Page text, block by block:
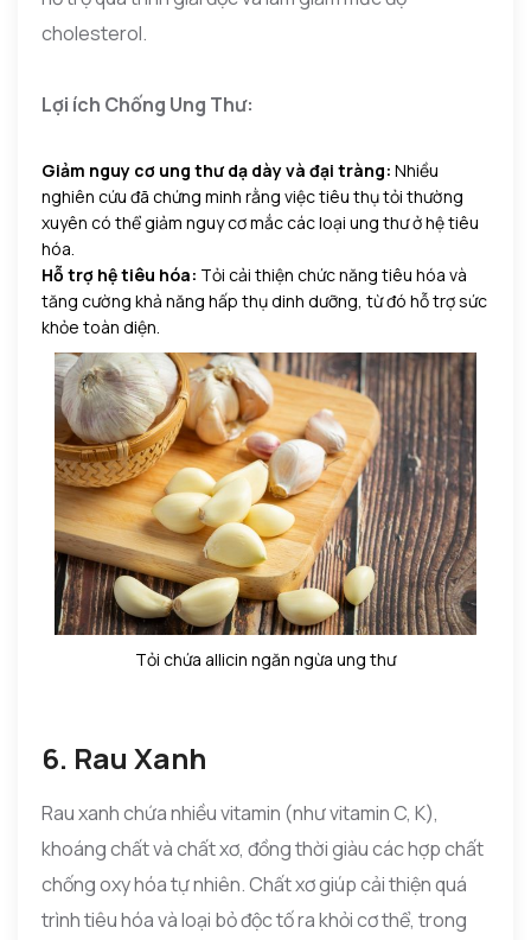
cholesterol.
Lợi ích Chống Ung Thư:
Giảm nguy cơ ung thư dạ dày và đại tràng: Nhiều
nghiên cứu đã chứng minh rằng việc tiêu thụ tỏi thường
xuyên có thể giảm nguy cơ mắc các loại ung thư ở hệ tiêu
hóa.
Hỗ trợ hệ tiêu hóa: Tỏi cải thiện chức năng tiêu hóa và
tăng cường khả năng hấp thụ dinh dưỡng, từ đó hỗ trợ sức
khỏe toàn diện.
Tỏi chứa allicin ngăn ngừa ung thư
6. Rau Xanh
Rau xanh chứa nhiều vitamin (như vitamin C, K),
khoáng chất và chất xơ, đồng thời giàu các hợp chất
chống oxy hóa tự nhiên. Chất xơ giúp cải thiện quá
trình tiêu hóa và loại bỏ độc tố ra khỏi cơ thể, trong